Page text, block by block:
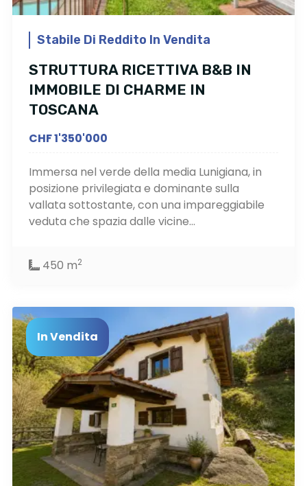
Stabile Di Reddito In Vendita
STRUTTURA RICETTIVA B&B IN
IMMOBILE DI CHARME IN
TOSCANA
CHF 1'350'000
Immersa nel verde della media Lunigiana, in
posizione privilegiata e dominante sulla
vallata sottostante, con una impareggiabile
veduta che spazia dalle vicine...
450 m2
In Vendita